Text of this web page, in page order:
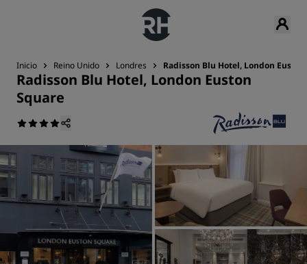
Inicio Reino Unido Londres Radisson Blu Hotel, London Euston
Radisson Blu Hotel, London Euston
Square